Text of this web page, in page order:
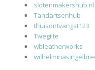
slotenmakershub.nl
Tandartsenhub
thuisontvangst123
Twegiite
wbleatherworks